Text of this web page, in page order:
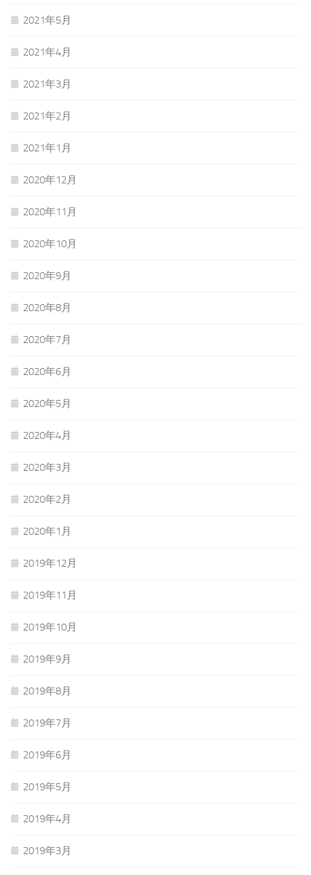
2021年5月
2021年4月
2021年3月
2021年2月
2021年1月
2020年12月
2020年11月
2020年10月
2020年9月
2020年8月
2020年7月
2020年6月
2020年5月
2020年4月
2020年3月
2020年2月
2020年1月
2019年12月
2019年11月
2019年10月
2019年9月
2019年8月
2019年7月
2019年6月
2019年5月
2019年4月
2019年3月